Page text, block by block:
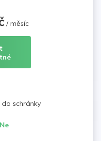
/ měsíc
schránky